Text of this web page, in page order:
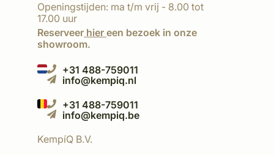
Openingstijden: ma t/m vrij - 8.00 tot
17.00 uur
Reserveer hier een bezoek in onze
showroom.
+31 488-759011
info@kempiq.nl
+31 488-759011
info@kempiq.be
KempíQ B.V.